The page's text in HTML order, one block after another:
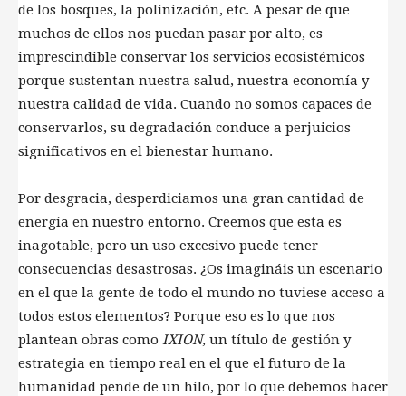
de los bosques, la polinización, etc. A pesar de que
muchos de ellos nos puedan pasar por alto, es
imprescindible conservar los servicios ecosistémicos
porque sustentan nuestra salud, nuestra economía y
nuestra calidad de vida. Cuando no somos capaces de
conservarlos, su degradación conduce a perjuicios
significativos en el bienestar humano.
Por desgracia, desperdiciamos una gran cantidad de
energía en nuestro entorno. Creemos que esta es
inagotable, pero un uso excesivo puede tener
consecuencias desastrosas. ¿Os imagináis un escenario
en el que la gente de todo el mundo no tuviese acceso a
todos estos elementos? Porque eso es lo que nos
plantean obras como IXION, un título de gestión y
estrategia en tiempo real en el que el futuro de la
humanidad pende de un hilo, por lo que debemos hacer